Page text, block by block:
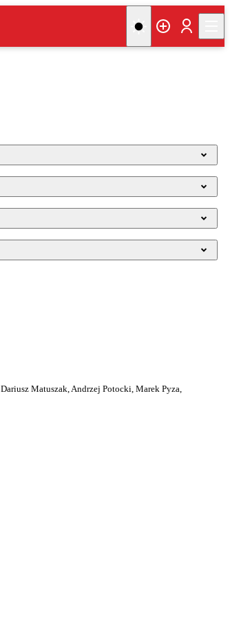
Matuszak, Andrzej Potocki, Marek Pyza,